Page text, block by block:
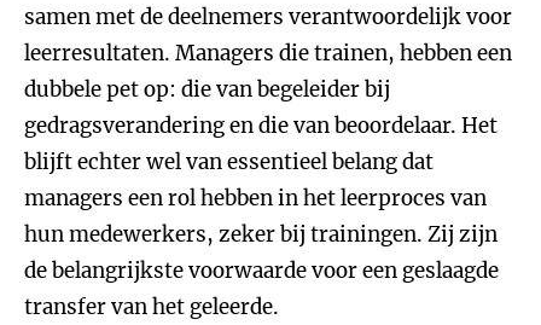
samen met de deelnemers verantwoordelijk voor
leerresultaten. Managers die trainen, hebben een
dubbele pet op: die van begeleider bij
gedragsverandering en die van beoordelaar. Het
blijft echter wel van essentieel belang dat
managers een rol hebben in het leerproces van
hun medewerkers, zeker bij trainingen. Zij zijn
de belangrijkste voorwaarde voor een geslaagde
transfer van het geleerde.